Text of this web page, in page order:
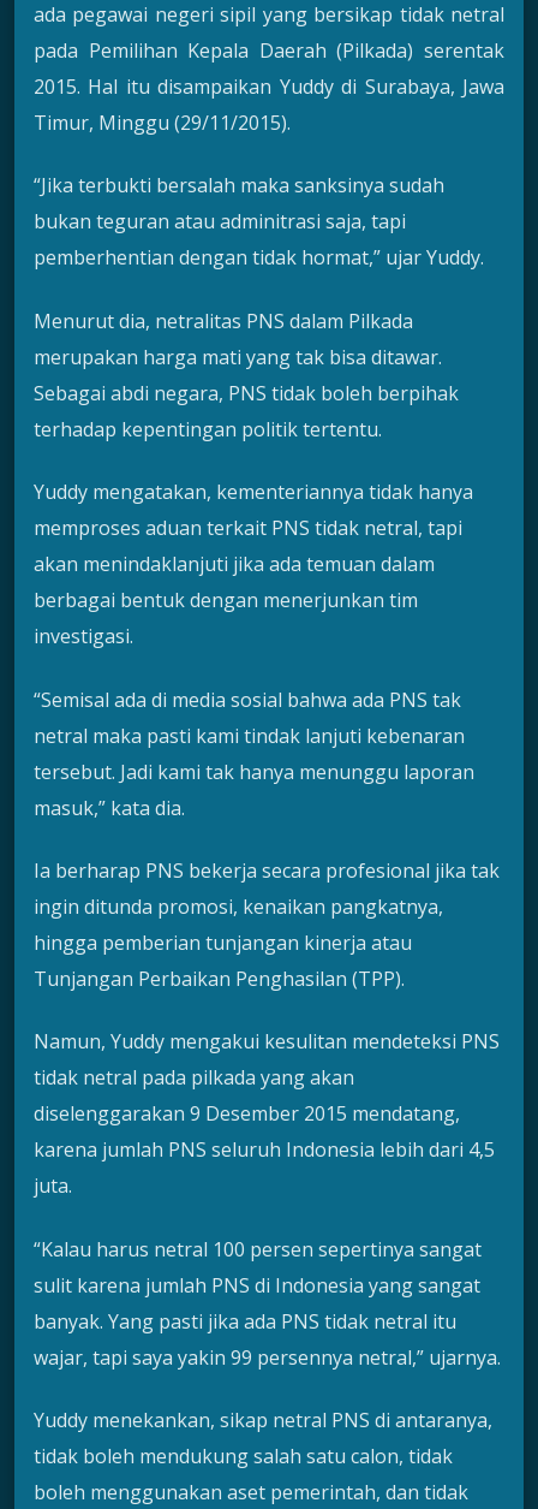
ada pegawai negeri sipil yang bersikap tidak netral
pada Pemilihan Kepala Daerah (Pilkada) serentak
2015. Hal itu disampaikan Yuddy di Surabaya, Jawa
Timur, Minggu (29/11/2015).
“Jika terbukti bersalah maka sanksinya sudah
bukan teguran atau adminitrasi saja, tapi
pemberhentian dengan tidak hormat,” ujar Yuddy.
Menurut dia, netralitas PNS dalam Pilkada
merupakan harga mati yang tak bisa ditawar.
Sebagai abdi negara, PNS tidak boleh berpihak
terhadap kepentingan politik tertentu.
Yuddy mengatakan, kementeriannya tidak hanya
memproses aduan terkait PNS tidak netral, tapi
akan menindaklanjuti jika ada temuan dalam
berbagai bentuk dengan menerjunkan tim
investigasi.
“Semisal ada di media sosial bahwa ada PNS tak
netral maka pasti kami tindak lanjuti kebenaran
tersebut. Jadi kami tak hanya menunggu laporan
masuk,” kata dia.
Ia berharap PNS bekerja secara profesional jika tak
ingin ditunda promosi, kenaikan pangkatnya,
hingga pemberian tunjangan kinerja atau
Tunjangan Perbaikan Penghasilan (TPP).
Namun, Yuddy mengakui kesulitan mendeteksi PNS
tidak netral pada pilkada yang akan
diselenggarakan 9 Desember 2015 mendatang,
karena jumlah PNS seluruh Indonesia lebih dari 4,5
juta.
“Kalau harus netral 100 persen sepertinya sangat
sulit karena jumlah PNS di Indonesia yang sangat
banyak. Yang pasti jika ada PNS tidak netral itu
wajar, tapi saya yakin 99 persennya netral,” ujarnya.
Yuddy menekankan, sikap netral PNS di antaranya,
tidak boleh mendukung salah satu calon, tidak
boleh menggunakan aset pemerintah, dan tidak